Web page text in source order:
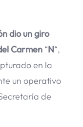
dio un giro
Carmen “N“,
en la
un operativo
de